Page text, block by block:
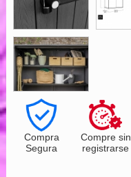
Compra
Segura
Compre sin
registrarse